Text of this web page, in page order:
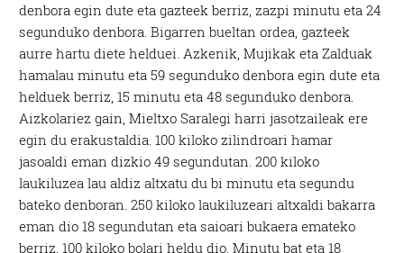
denbora egin dute eta gazteek berriz, zazpi minutu eta 24
segunduko denbora. Bigarren bueltan ordea, gazteek
aurre hartu diete helduei. Azkenik, Mujikak eta Zalduak
hamalau minutu eta 59 segunduko denbora egin dute eta
helduek berriz, 15 minutu eta 48 segunduko denbora.
Aizkolariez gain, Mieltxo Saralegi harri jasotzaileak ere
egin du erakustaldia. 100 kiloko zilindroari hamar
jasoaldi eman dizkio 49 segundutan. 200 kiloko
laukiluzea lau aldiz altxatu du bi minutu eta segundu
bateko denboran. 250 kiloko laukiluzeari altxaldi bakarra
eman dio 18 segundutan eta saioari bukaera emateko
berriz, 100 kiloko bolari heldu dio. Minutu bat eta 18